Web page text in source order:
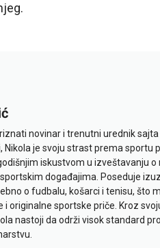
novinar i trenutni urednik
Nikola je svoju strast prema sportu
iskustvom u izveštavanju o
događajima. Poseduje
o fudbalu, košarci i tenisu, što
i originalne sportske priče. Kroz
nastoji da održi visok standard